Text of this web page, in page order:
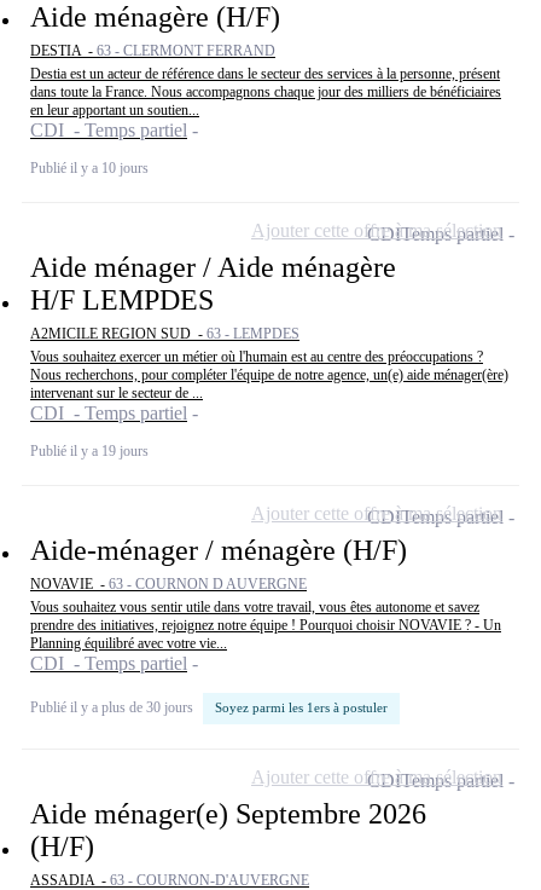
Aide ménagère (H/F)
DESTIA - 63 - CLERMONT FERRAND
Destia est un acteur de référence dans le secteur des services à la personne, présent
dans toute la France. Nous accompagnons chaque jour des milliers de bénéficiaires
en leur apportant un soutien...
CDI - Temps partiel
Publié il y a 10 jours
Aide ménager / Aide ménagère
H/F LEMPDES
A2MICILE REGION SUD - 63 - LEMPDES
Vous souhaitez exercer un métier où l'humain est au centre des préoccupations ?
Nous recherchons, pour compléter l'équipe de notre agence, un(e) aide ménager(ère)
intervenant sur le secteur de ...
CDI - Temps partiel
Publié il y a 19 jours
CDITemps partiel
Ajouter cette offre à ma sélection
Aide-ménager / ménagère (H/F)
NOVAVIE - 63 - COURNON D AUVERGNE
Vous souhaitez vous sentir utile dans votre travail, vous êtes autonome et savez
prendre des initiatives, rejoignez notre équipe ! Pourquoi choisir NOVAVIE ? - Un
Planning équilibré avec votre vie...
CDI - Temps partiel
Publié il y a plus de 30 jours Soyez parmi les 1ers à postuler
CDITemps partiel
Ajouter cette offre à ma sélection
Aide ménager(e) Septembre 2026
(H/F)
ASSADIA - 63 - COURNON-D'AUVERGNE
CDITemps partiel
Ajouter cette offre à ma sélection